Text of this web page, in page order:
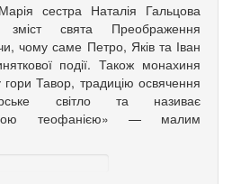
сестра Наталія Гальцова
зміст свята Преображення
чому саме Петро, Яків та Іван
події. Також монахиня
гори Тавор, традицію освячення
світло та називає
теофанією» — малим